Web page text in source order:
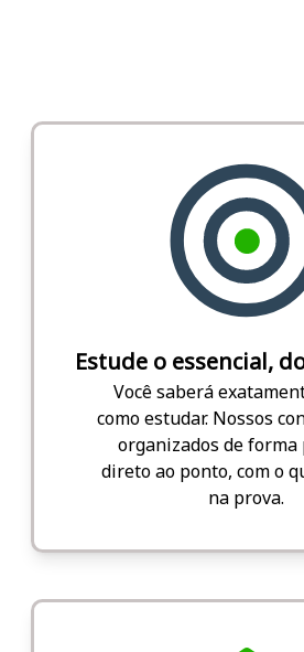
Estude o essencial,
Você saberá
como estudar. Nossos
organizados de forma
direto ao ponto, com o
na prova.